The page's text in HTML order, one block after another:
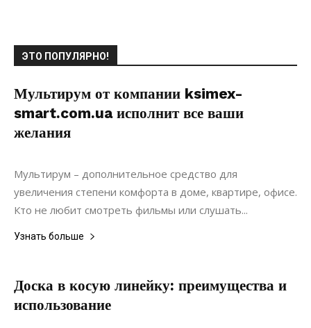
ЭТО ПОПУЛЯРНО!
Мультирум от компании ksimex-
smart.com.ua исполнит все ваши
желания
21.02.2019
Мультирум – дополнительное средство для
увеличения степени комфорта в доме, квартире, офисе.
Кто не любит смотреть фильмы или слушать...
Узнать больше
Доска в косую линейку: преимущества и
использование
25.04.2024